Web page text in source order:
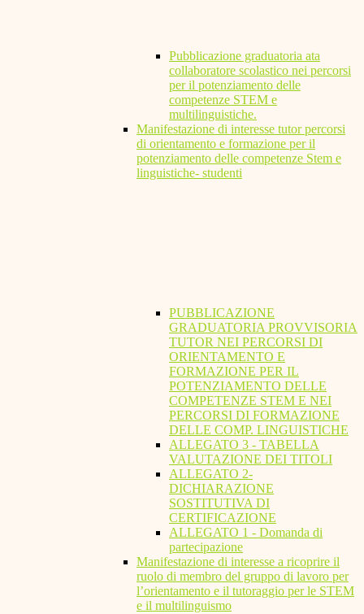
Pubblicazione graduatoria ata
collaboratore scolastico nei percorsi
per il potenziamento delle
competenze STEM e
multilinguistiche.
Manifestazione di interesse tutor percorsi
di orientamento e formazione per il
potenziamento delle competenze Stem e
linguistiche- studenti
PUBBLICAZIONE
GRADUATORIA PROVVISORIA
TUTOR NEI PERCORSI DI
ORIENTAMENTO E
FORMAZIONE PER IL
POTENZIAMENTO DELLE
COMPETENZE STEM E NEI
PERCORSI DI FORMAZIONE
DELLE COMP. LINGUISTICHE
ALLEGATO 3 - TABELLA
VALUTAZIONE DEI TITOLI
ALLEGATO 2-
DICHIARAZIONE
SOSTITUTIVA DI
CERTIFICAZIONE
ALLEGATO 1 - Domanda di
partecipazione
Manifestazione di interesse a ricoprire il
ruolo di membro del gruppo di lavoro per
l’orientamento e il tutoraggio per le STEM
e il multilinguismo